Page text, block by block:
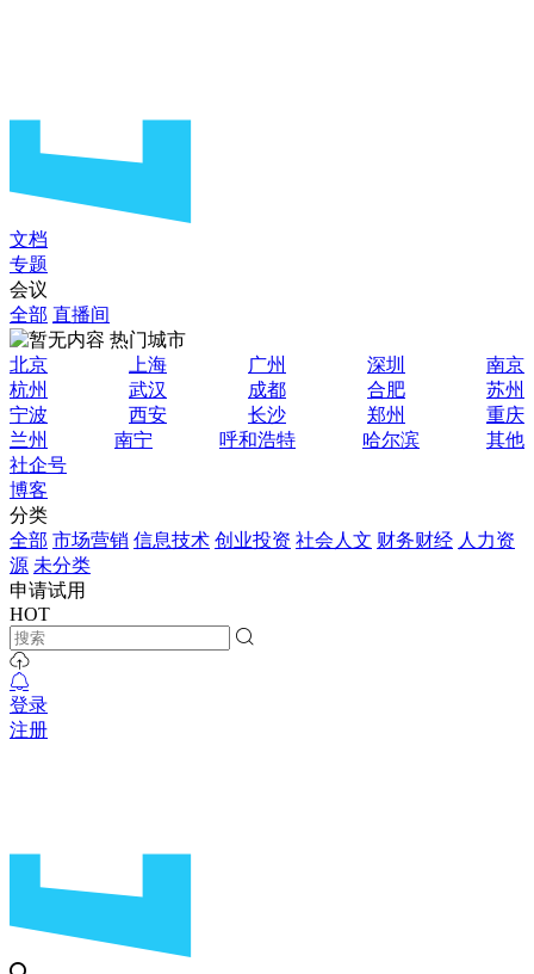
文档
专题
会议
全部 直播间
热门城市
北京
上海 广州 深圳
南京
杭州
武汉 成都 合肥
苏州
宁波
西安 长沙 郑州
重庆
兰州
南宁 呼和浩特 哈尔滨
其他
社企号
博客
分类
全部 市场营销 信息技术 创业投资 社会人文 财务财经 人力资
源 未分类
申请试用
HOT
登录
注册